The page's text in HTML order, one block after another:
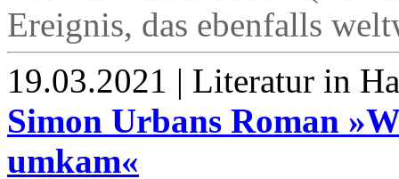
Ereignis, das ebenfalls
19.03.2021 | Literatur in
Simon Urbans Roman
umkam«